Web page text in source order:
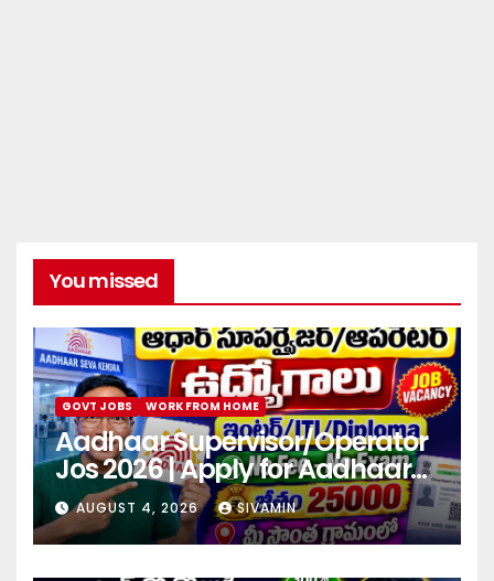
You missed
GOVT JOBS WORK FROM HOME
Aadhaar Supervisor/Operator
Jos 2026 | Apply for Aadhaar
center
AUGUST 4, 2026 SIVAMIN